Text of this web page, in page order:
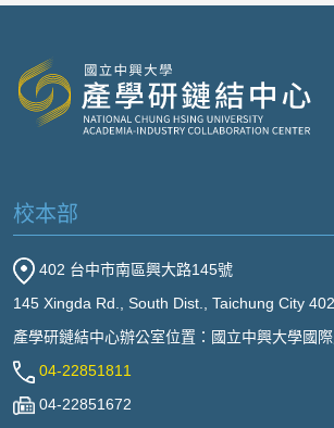
校本部
402 台中市南區興大路145號
145 Xingda Rd., South Dist., Taichung City 402
產學研鏈結中心辦公室位置：國立中興大學國
04-22851811
04-22851672